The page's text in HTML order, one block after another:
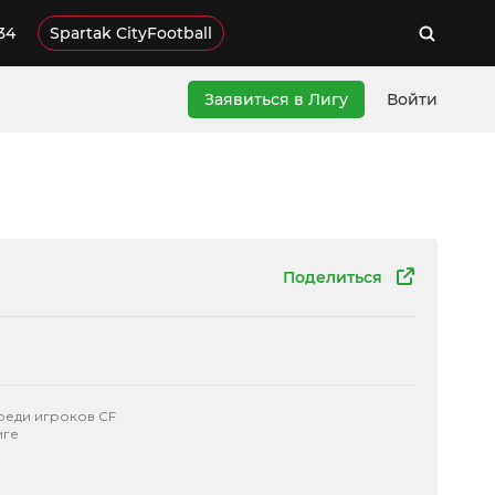
Spartak CityFootball
Заявиться в Лигу Войти
Поделиться
игроков CF